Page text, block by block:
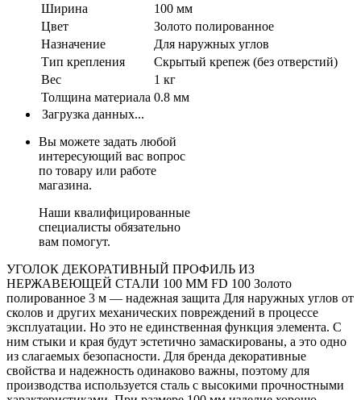
Ширина
100 мм
Цвет
Золото полированное
Назначение
Для наружных углов
Тип крепления
Скрытый крепеж (без отверстий)
Вес
1 кг
Толщина материала 0.8 мм
Загрузка данных...
Вы можете задать любой
интересующий вас вопрос
по товару или работе
магазина.
Наши квалифицированные
специалисты обязательно
вам помогут.
УГОЛОК ДЕКОРАТИВНЫЙ ПРОФИЛЬ ИЗ
НЕРЖАВЕЮЩЕЙ СТАЛИ 100 ММ FD 100 Золото
полированное 3 м — надежная защита Для наружных углов от
сколов и других механических повреждений в процессе
эксплуатации. Но это не единственная функция элемента. С
ним стыки и края будут эстетично замаскированы, а это одно
из слагаемых безопасности. Для бренда декоративные
свойства и надежность одинаково важны, поэтому для
производства используется сталь с высокими прочностными